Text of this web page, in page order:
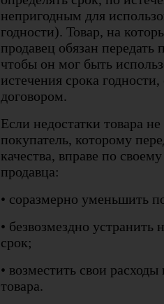
непригодным для
годности). Товар, на
продавец обязан
чтобы он мог быть
истечения срока
договором.
Если недостатки товара
покупатель, которому
качества, вправе по
продавца:
• соразмерно уменьшить
• безвозмездно устранить
срок;
• возместить свои
товара.